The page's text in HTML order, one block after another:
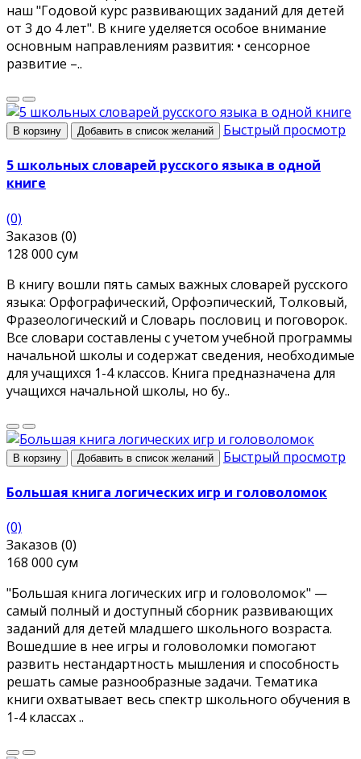
наш "Годовой курс развивающих заданий для детей
от 3 до 4 лет". В книге уделяется особое внимание
основным направлениям развития: • сенсорное
развитие –..
В корзину Добавить в список желаний Быстрый просмотр
5 школьных словарей русского языка в одной
книге
(0)
Заказов (0)
128 000 сум
В книгу вошли пять самых важных словарей русского
языка: Орфографический, Орфоэпический, Толковый,
Фразеологический и Словарь пословиц и поговорок.
Все словари составлены с учетом учебной программы
начальной школы и содержат сведения, необходимые
для учащихся 1-4 классов. Книга предназначена для
учащихся начальной школы, но бу..
В корзину Добавить в список желаний Быстрый просмотр
Большая книга логических игр и головоломок
(0)
Заказов (0)
168 000 сум
"Большая книга логических игр и головоломок" —
самый полный и доступный сборник развивающих
заданий для детей младшего школьного возраста.
Вошедшие в нее игры и головоломки помогают
развить нестандартность мышления и способность
решать самые разнообразные задачи. Тематика
книги охватывает весь спектр школьного обучения в
1-4 классах ..